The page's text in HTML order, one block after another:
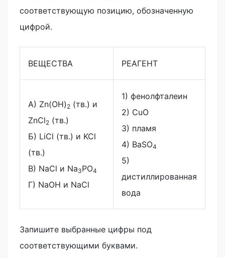
соответствующую позицию, обозначенную
цифрой.
ВЕЩЕСТВА РЕАГЕНТ
А) Zn(OH) 2 (тв.) и
ZnCl2 (тв.)
Б) LiCl (тв.) и KCl
(тв.)
В) NaCl и Na3PO4
Г) NaOH и NaCl
1) фенолфталеин
2) CuO
3) пламя
4) BaSO4
5)
дистиллированная
вода
Запишите выбранные цифры под
соответствующими буквами.